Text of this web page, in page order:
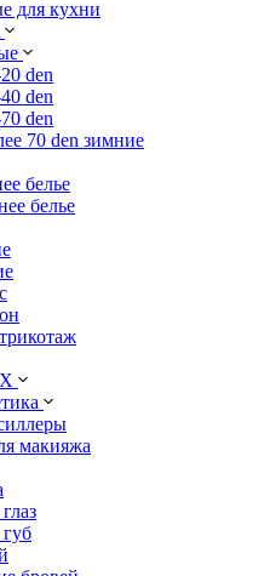
для кухни
den
den
den
70 den зимние
белье
белье
макияжа